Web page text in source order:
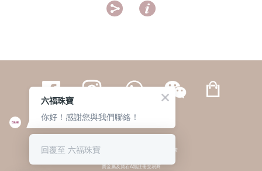
 
繁體 | 簡体
© 六福集團 版權所有 不得轉載 私隱政策
貴金屬及寶石A類註冊交易商
六福珠寶
你好！感謝您與我們聯絡！
回覆至 六福珠寶